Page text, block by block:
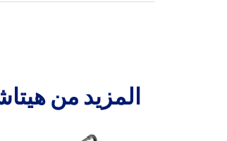
المزيد من